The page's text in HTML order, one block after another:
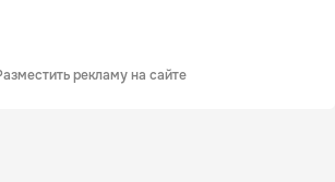
рекламу на сайте